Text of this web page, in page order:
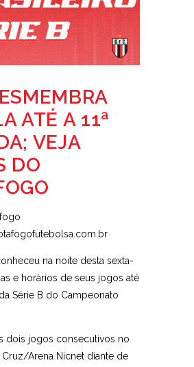
ATÉ A 11ª
VEJA
DO
na noite desta sexta-
e horários de seus jogos até
Série B do Campeonato
dois jogos consecutivos no
Cruz/Arena Nicnet diante de